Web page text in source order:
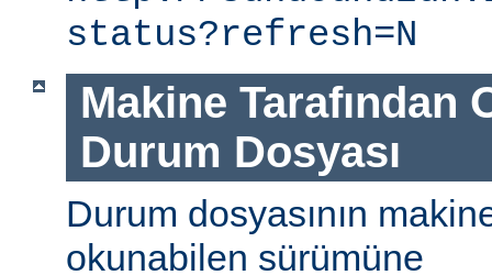
status?refresh=N
Makine Tarafından
Durum Dosyası
Durum dosyasının
okunabilen sürümüne